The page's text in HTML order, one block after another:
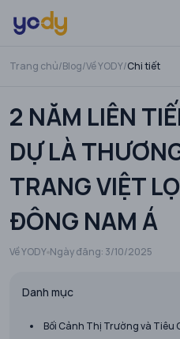
Trang chủ/Blog/Về YODY/Chi tiết
2 NĂM LIÊN
DỰ LÀ
TRANG VIỆT
ĐÔNG NAM Á
Về YODY Ngày đăng: 3/10/2025
Danh mục
Bối Cảnh Thị Trường và Tiêu